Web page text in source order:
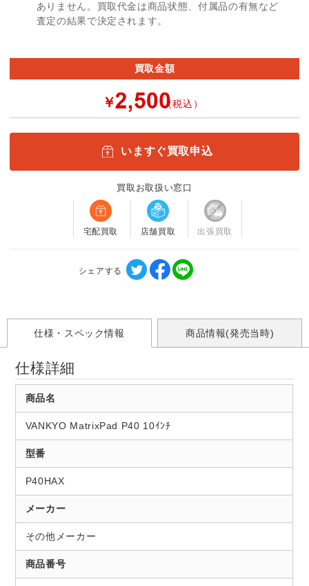
ありません。買取代金は商品状態、付属品の有無など
査定の結果で決定されます。
買取金額
￥ （税込）
いますぐ買取申込
買取お取扱い窓口
宅配買取 店舗買取 出張買取
シェアする
仕様・スペック情報 商品情報(発売当時)
仕様詳細
商品名
VANKYO MatrixPad P40 10ｲﾝﾁ
型番
P40HAX
メーカー
その他メーカー
商品番号